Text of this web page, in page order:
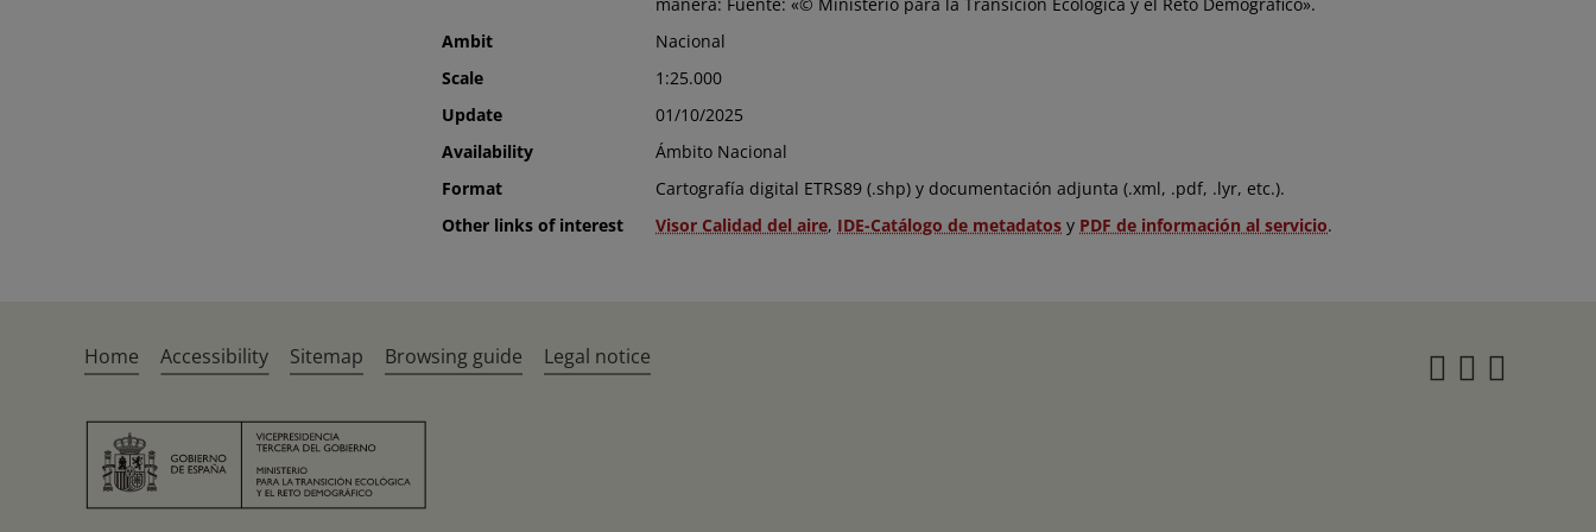
Ambit
Nacional
Scale
1:25.000
Update
01/10/2025
Availability
Ámbito Nacional
Format
Cartografía digital ETRS89 (.shp) y documentación adjunta (.xml, .pdf, .lyr, etc.).
Other links of interest
Visor Calidad del aire, IDE-Catálogo de metadatos y PDF de información al servicio.
Home Accessibility Sitemap Browsing guide Legal notice Twitter